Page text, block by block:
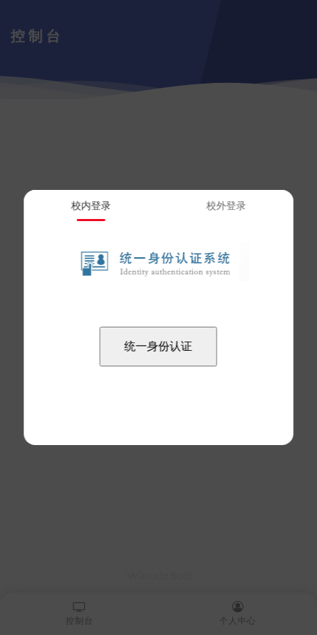
控制台
控制台 个人中心
校内登录 校外登录